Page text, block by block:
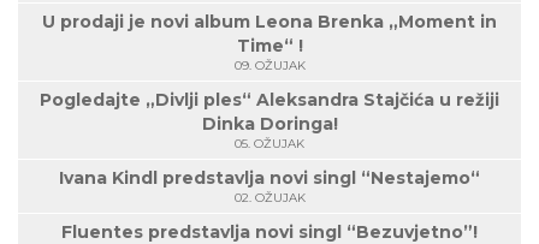
U prodaji je novi album Leona Brenka „Moment in
Time“ !
09. OŽUJAK
Pogledajte „Divlji ples“ Aleksandra Stajčića u režiji
Dinka Doringa!
05. OŽUJAK
Ivana Kindl predstavlja novi singl “Nestajemo“
02. OŽUJAK
Fluentes predstavlja novi singl “Bezuvjetno”!